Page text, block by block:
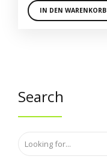
IN DEN WARENKORB
Search